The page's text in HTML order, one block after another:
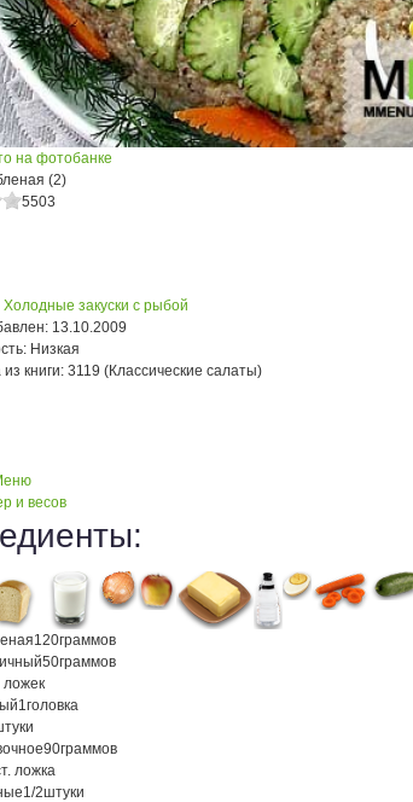
на фотобанке
(2)
5503
Холодные закуски с рыбой
13.10.2009
Низкая
книги: 3119 (Классические салаты)
и весов
120граммов
50граммов
ложек
1 головка
90граммов
ложка
1/2штуки